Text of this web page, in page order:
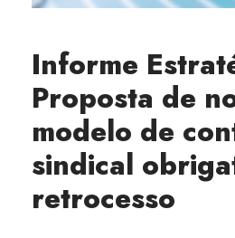
Informe
Proposta de
modelo de
sindical
retrocesso